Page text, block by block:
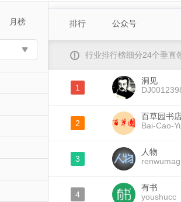
月榜 排行 公众号
行业排行榜细分24个垂直
1
洞见
2
百草园书
Bai-Cao-
3
人物
4
有书
youshucc